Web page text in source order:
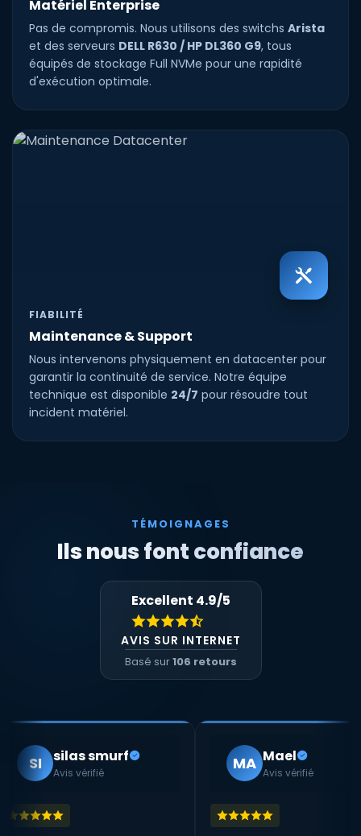
Matériel Enterprise
Pas de compromis. Nous utilisons des switchs Arista
et des serveurs DELL R630 / HP DL360 G9, tous
équipés de stockage Full NVMe pour une rapidité
d'exécution optimale.
FIABILITÉ
Maintenance & Support
Nous intervenons physiquement en datacenter pour
garantir la continuité de service. Notre équipe
technique est disponible 24/7 pour résoudre tout
incident matériel.
TÉMOIGNAGES
Ils nous font confiance
Excellent 4.9/5
AVIS SUR INTERNET
Basé sur106 retours
silas smurf
Avis vérifié
Mael
Avis vérifié